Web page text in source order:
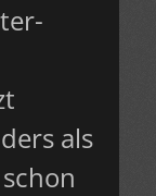
als